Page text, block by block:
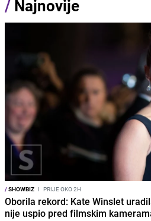
/ Najnovije
/SHOWBIZ I PRIJE OKO 2H
Oborila rekord: Kate Winslet
nije uspio pred filmskim